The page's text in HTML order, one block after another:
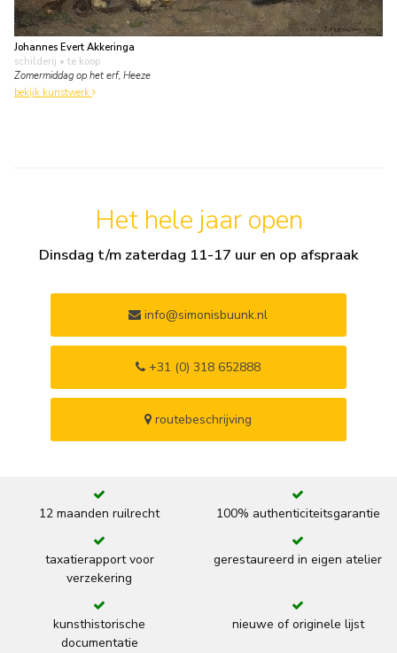
Johannes Evert Akkeringa
schilderij • te koop
Zomermiddag op het erf, Heeze
bekijk kunstwerk
Het hele jaar open
Dinsdag t/m zaterdag 11-17 uur en op afspraak
info@simonisbuunk.nl
+31 (0) 318 652888
routebeschrijving
12 maanden ruilrecht 100% authenticiteitsgarantie
taxatierapport voor
verzekering
gerestaureerd in eigen atelier
kunsthistorische
documentatie
nieuwe of originele lijst